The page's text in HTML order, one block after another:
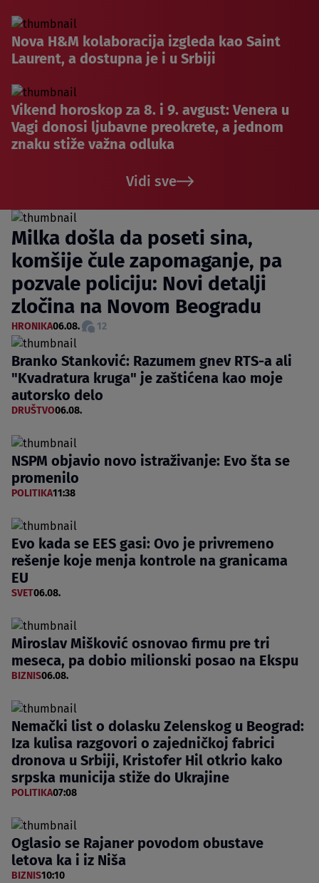
Nova H&M kolaboracija izgleda kao Saint
Laurent, a dostupna je i u Srbiji
Vikend horoskop za 8. i 9. avgust: Venera u
Vagi donosi ljubavne preokrete, a jednom
znaku stiže važna odluka
Vidi sve
Milka došla da poseti sina,
komšije čule zapomaganje, pa
pozvale policiju: Novi detalji
zločina na Novom Beogradu
HRONIKA06.08. 12
Branko Stanković: Razumem gnev RTS-a ali
"Kvadratura kruga" je zaštićena kao moje
autorsko delo
DRUŠTVO06.08.
NSPM objavio novo istraživanje: Evo šta se
promenilo
POLITIKA11:38
Evo kada se EES gasi: Ovo je privremeno
rešenje koje menja kontrole na granicama
EU
SVET06.08.
Miroslav Mišković osnovao firmu pre tri
meseca, pa dobio milionski posao na Ekspu
BIZNIS06.08.
Nemački list o dolasku Zelenskog u Beograd:
Iza kulisa razgovori o zajedničkoj fabrici
dronova u Srbiji, Kristofer Hil otkrio kako
srpska municija stiže do Ukrajine
POLITIKA07:08
Oglasio se Rajaner povodom obustave
letova ka i iz Niša
BIZNIS10:10